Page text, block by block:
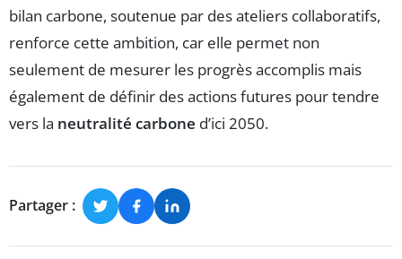
bilan carbone, soutenue par des ateliers collaboratifs,
renforce cette ambition, car elle permet non
seulement de mesurer les progrès accomplis mais
également de définir des actions futures pour tendre
vers la neutralité carbone d’ici 2050.
Partager :